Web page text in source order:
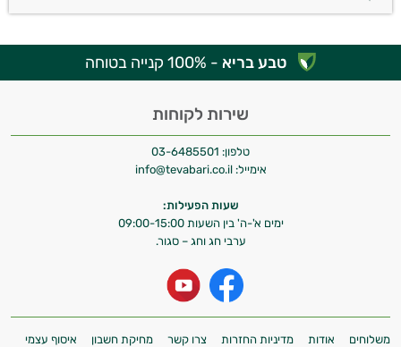
טבע בריא - 100% קנייה בטוחה
שירות לקוחות
טלפון: 03-6485501
אימייל: info@tevabari.co.il
שעות הפעילות:
ימים א'-ה' בין השעות 09:00-15:00
ערבי חג וחג – סגור.
משלוחים אודות מדיניות החזרות צרו קשר מחיקת חשבון
איסוף עצמי